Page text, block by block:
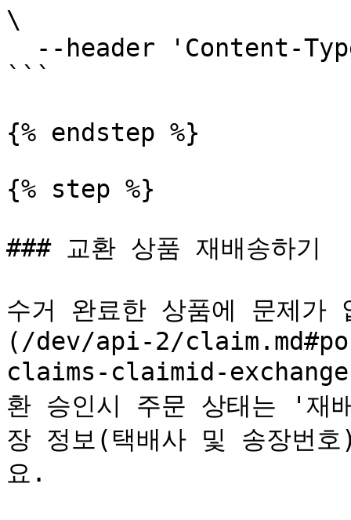
\
```
{% endstep %}
{% step %}
### 교환 상품 재배송하기
수거 완료한 상품에 문제
(/dev/api-2/
claims-claimid-
환 승인시 주문 상태는 '재
장 정보(택배사 및 송장번
요.